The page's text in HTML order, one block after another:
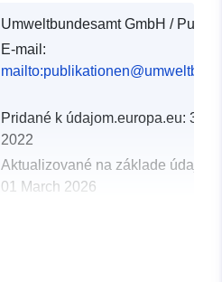
Umweltbundesamt GmbH /
E-mail:
Pridané k údajom.europa.eu: 30
2022
Aktualizované na základe
01 March 2026